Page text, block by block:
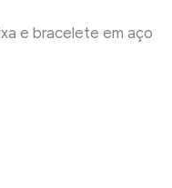
e bracelete em aço